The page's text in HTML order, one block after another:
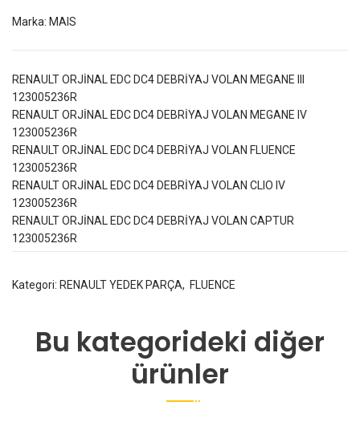
Marka: MAIS
RENAULT ORJİNAL EDC DC4 DEBRİYAJ VOLAN MEGANE III
123005236R
RENAULT ORJİNAL EDC DC4 DEBRİYAJ VOLAN MEGANE IV
123005236R
RENAULT ORJİNAL EDC DC4 DEBRİYAJ VOLAN FLUENCE
123005236R
RENAULT ORJİNAL EDC DC4 DEBRİYAJ VOLAN CLIO IV
123005236R
RENAULT ORJİNAL EDC DC4 DEBRİYAJ VOLAN CAPTUR
123005236R
Kategori: RENAULT YEDEK PARÇA, FLUENCE
Bu kategorideki diğer
ürünler